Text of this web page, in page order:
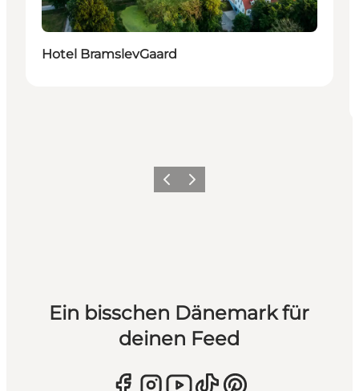
Hotel BramslevGaard
ZurückWeiter
Ein bisschen Dänemark für
deinen Feed